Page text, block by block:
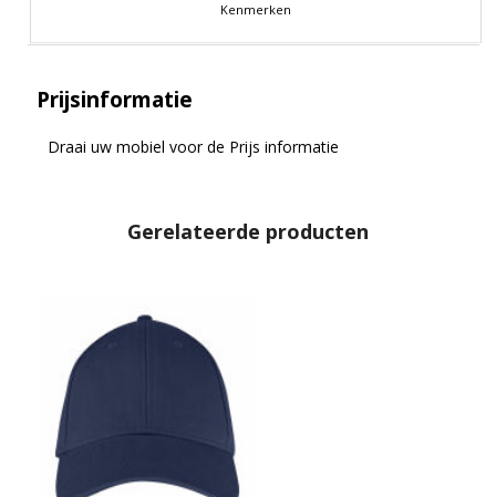
Kenmerken
Prijsinformatie
Draai uw mobiel voor de Prijs informatie
Gerelateerde producten